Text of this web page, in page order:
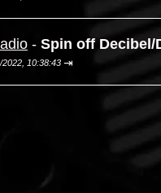
- Spin off Decibel/
2022, 10:38:43 ⇥